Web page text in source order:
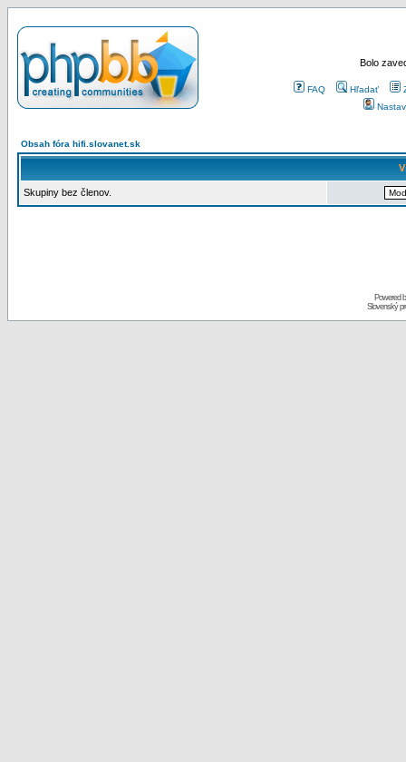
Bolo
FAQ Hľadať
Obsah fóra hifi.slovanet.sk
Skupiny bez členov.
Powered
Slovenský